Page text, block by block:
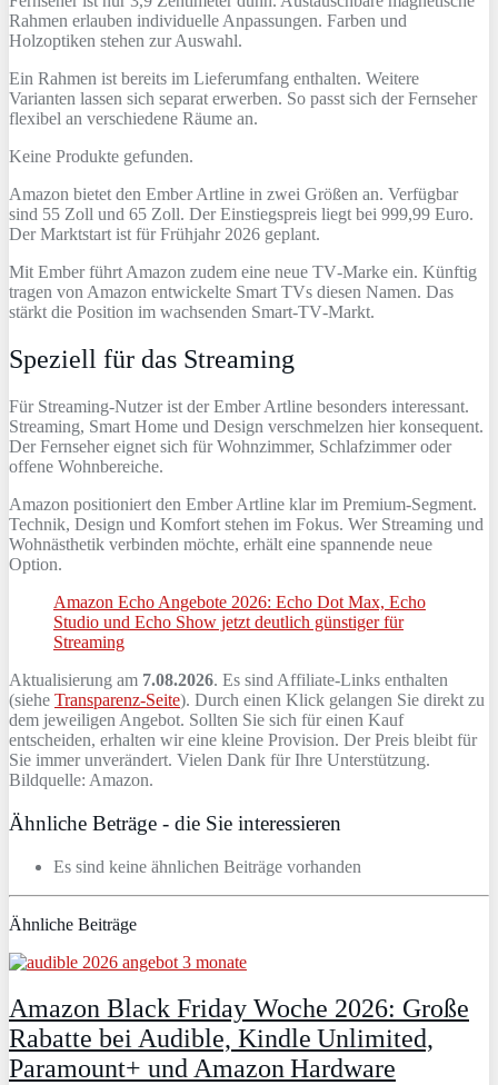
Rahmen erlauben individuelle Anpassungen. Farben und
Holzoptiken stehen zur Auswahl.
Ein Rahmen ist bereits im Lieferumfang enthalten. Weitere
Varianten lassen sich separat erwerben. So passt sich der Fernseher
flexibel an verschiedene Räume an.
Keine Produkte gefunden.
Amazon bietet den Ember Artline in zwei Größen an. Verfügbar
sind 55 Zoll und 65 Zoll. Der Einstiegspreis liegt bei 999,99 Euro.
Der Marktstart ist für Frühjahr 2026 geplant.
Mit Ember führt Amazon zudem eine neue TV‑Marke ein. Künftig
tragen von Amazon entwickelte Smart TVs diesen Namen. Das
stärkt die Position im wachsenden Smart‑TV‑Markt.
Speziell für das Streaming
Für Streaming‑Nutzer ist der Ember Artline besonders interessant.
Streaming, Smart Home und Design verschmelzen hier konsequent.
Der Fernseher eignet sich für Wohnzimmer, Schlafzimmer oder
offene Wohnbereiche.
Amazon positioniert den Ember Artline klar im Premium‑Segment.
Technik, Design und Komfort stehen im Fokus. Wer Streaming und
Wohnästhetik verbinden möchte, erhält eine spannende neue
Option.
Amazon Echo Angebote 2026: Echo Dot Max, Echo
Studio und Echo Show jetzt deutlich günstiger für
Streaming
Aktualisierung am 7.08.2026. Es sind Affiliate-Links enthalten
(siehe Transparenz-Seite). Durch einen Klick gelangen Sie direkt zu
dem jeweiligen Angebot. Sollten Sie sich für einen Kauf
entscheiden, erhalten wir eine kleine Provision. Der Preis bleibt für
Sie immer unverändert. Vielen Dank für Ihre Unterstützung.
Bildquelle: Amazon.
Ähnliche Beträge - die Sie interessieren
Es sind keine ähnlichen Beiträge vorhanden
Ähnliche Beiträge
Amazon Black Friday Woche 2026: Große
Rabatte bei Audible, Kindle Unlimited,
Paramount+ und Amazon Hardware